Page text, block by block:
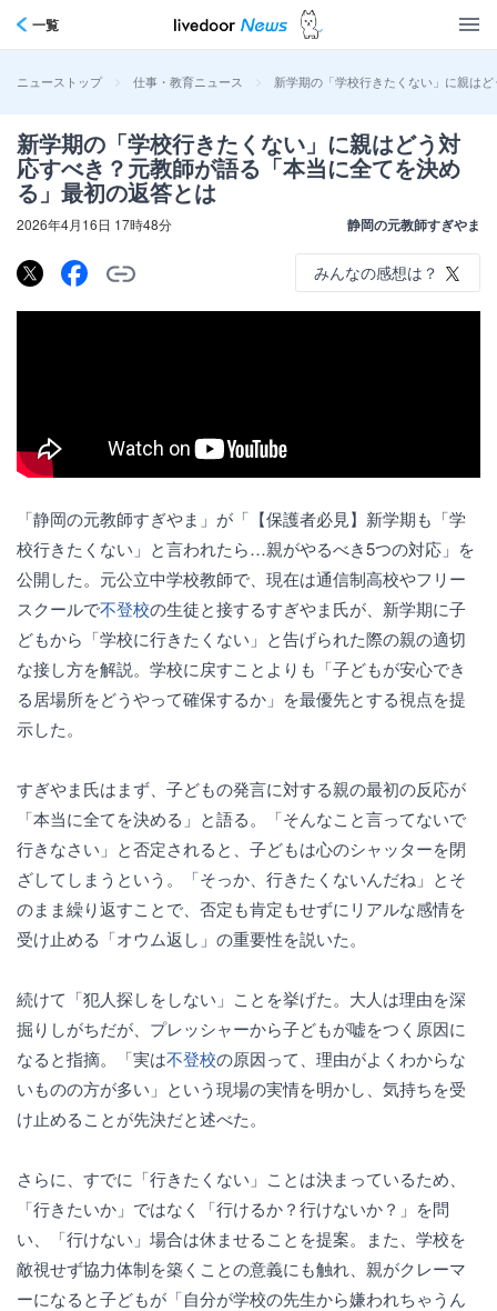
一覧
ニューストップ > 仕事・教育ニュース > 新学期の「学校行きたくない」に親は
新学期の「学校行きたくない」に親はどう対
応すべき？元教師が語る「本当に全てを決め
る」最初の返答とは
2026年4月16日 17時48分 静岡の元教師すぎやま
みんなの感想は？
「静岡の元教師すぎやま」が「【保護者必見】新学期も「学
校行きたくない」と言われたら…親がやるべき5つの対応」を
公開した。元公立中学校教師で、現在は通信制高校やフリー
スクールで不登校の生徒と接するすぎやま氏が、新学期に子
どもから「学校に行きたくない」と告げられた際の親の適切
な接し方を解説。学校に戻すことよりも「子どもが安心でき
る居場所をどうやって確保するか」を最優先とする視点を提
示した。
すぎやま氏はまず、子どもの発言に対する親の最初の反応が
「本当に全てを決める」と語る。「そんなこと言ってないで
行きなさい」と否定されると、子どもは心のシャッターを閉
ざしてしまうという。「そっか、行きたくないんだね」とそ
のまま繰り返すことで、否定も肯定もせずにリアルな感情を
受け止める「オウム返し」の重要性を説いた。
続けて「犯人探しをしない」ことを挙げた。大人は理由を深
掘りしがちだが、プレッシャーから子どもが嘘をつく原因に
なると指摘。「実は不登校の原因って、理由がよくわからな
いものの方が多い」という現場の実情を明かし、気持ちを受
け止めることが先決だと述べた。
さらに、すでに「行きたくない」ことは決まっているため、
「行きたいか」ではなく「行けるか？行けないか？」を問
い、「行けない」場合は休ませることを提案。また、学校を
敵視せず協力体制を築くことの意義にも触れ、親がクレーマ
ーになると子どもが「自分が学校の先生から嫌われちゃうん